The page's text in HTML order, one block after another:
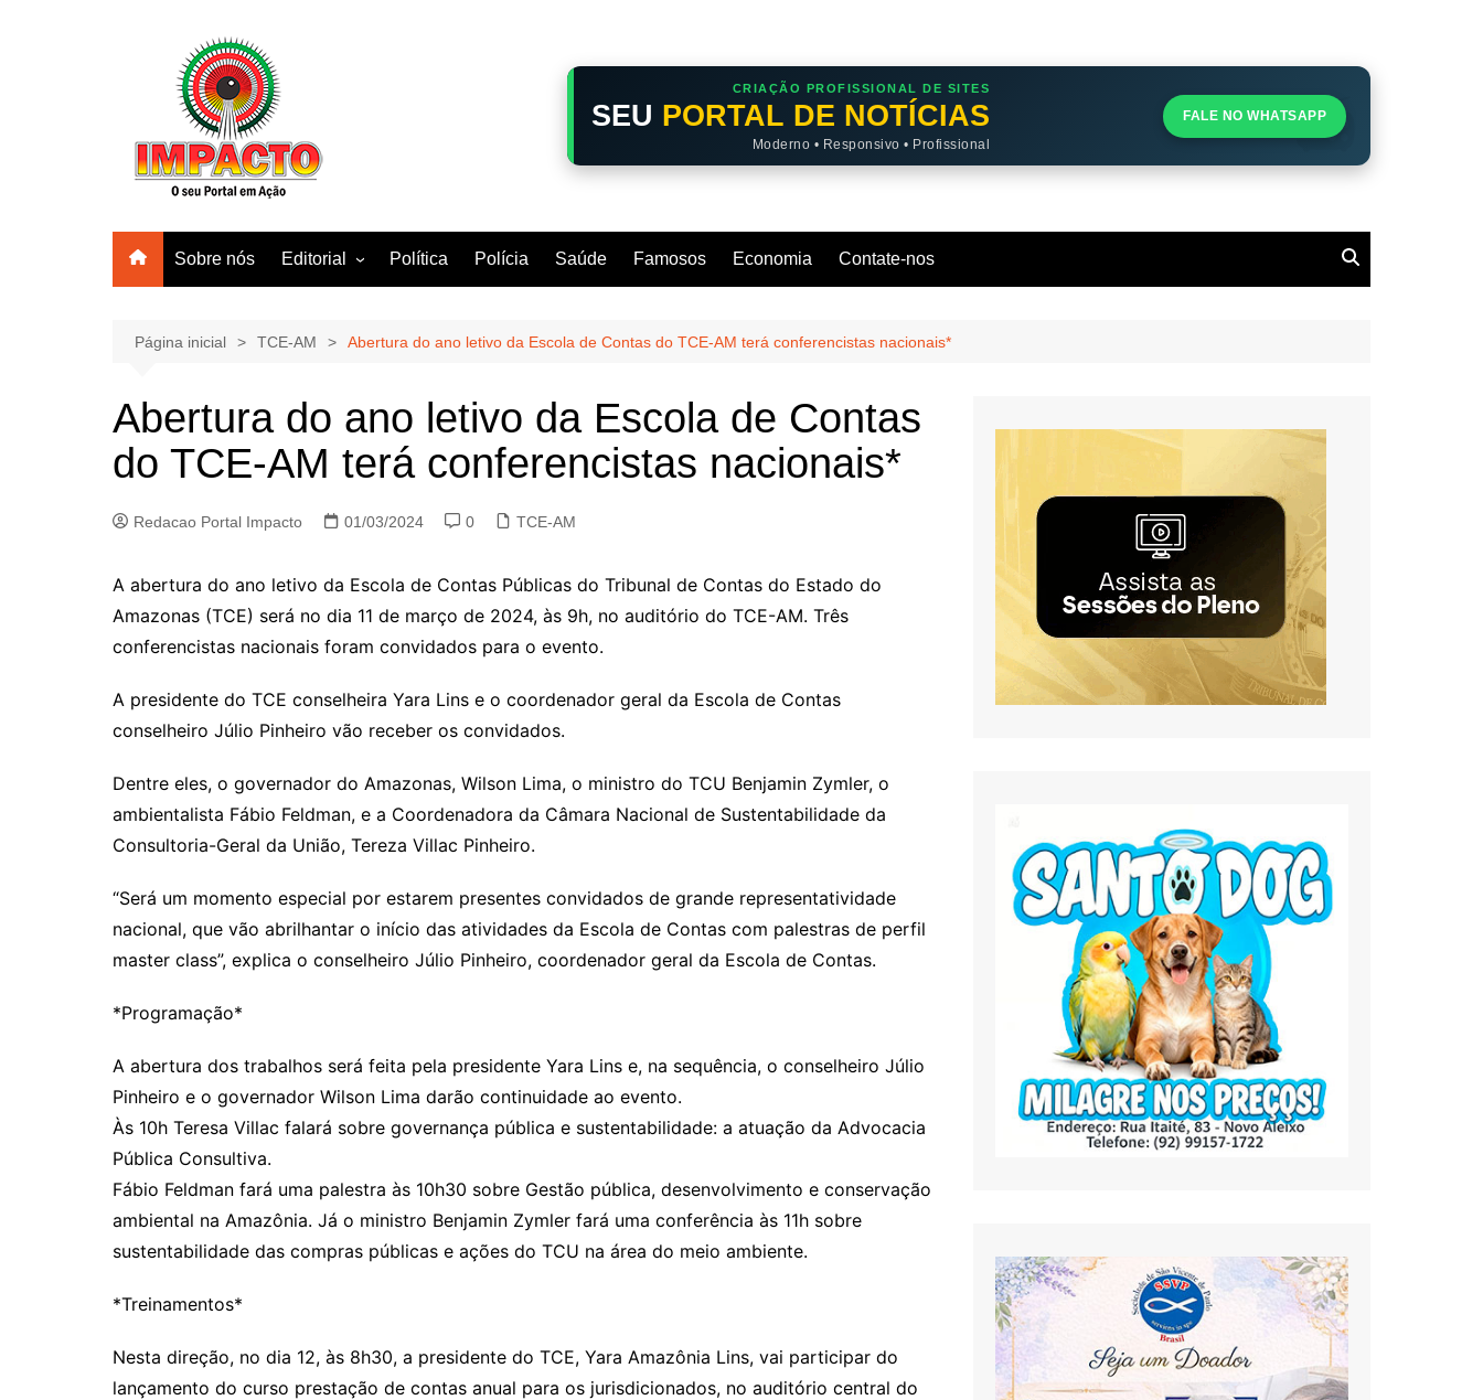
CRIAÇÃO PROFISSIONAL DE SITES
SEU PORTAL DE NOTÍCIAS
Moderno • Responsivo • Profissional
FALE NO WHATSAPP
Sobre nós Editorial
Manaus
Mundo
Política Polícia Saúde Famosos Economia Contate-nos
Página inicial TCE-AM Abertura do ano letivo da Escola de Contas do TCE-AM terá conferencistas nacionais*
Abertura do ano letivo da Escola de Contas
do TCE-AM terá conferencistas nacionais*
Redacao Portal Impacto 01/03/2024 0 TCE-AM
A abertura do ano letivo da Escola de Contas Públicas do Tribunal de Contas do Estado do
Amazonas (TCE) será no dia 11 de março de 2024, às 9h, no auditório do TCE-AM. Três
conferencistas nacionais foram convidados para o evento.
A presidente do TCE conselheira Yara Lins e o coordenador geral da Escola de Contas
conselheiro Júlio Pinheiro vão receber os convidados.
Dentre eles, o governador do Amazonas, Wilson Lima, o ministro do TCU Benjamin Zymler, o
ambientalista Fábio Feldman, e a Coordenadora da Câmara Nacional de Sustentabilidade da
Consultoria-Geral da União, Tereza Villac Pinheiro.
“Será um momento especial por estarem presentes convidados de grande representatividade
nacional, que vão abrilhantar o início das atividades da Escola de Contas com palestras de perfil
master class”, explica o conselheiro Júlio Pinheiro, coordenador geral da Escola de Contas.
*Programação*
A abertura dos trabalhos será feita pela presidente Yara Lins e, na sequência, o conselheiro Júlio
Pinheiro e o governador Wilson Lima darão continuidade ao evento.
Às 10h Teresa Villac falará sobre governança pública e sustentabilidade: a atuação da Advocacia
Pública Consultiva.
Fábio Feldman fará uma palestra às 10h30 sobre Gestão pública, desenvolvimento e conservação
ambiental na Amazônia. Já o ministro Benjamin Zymler fará uma conferência às 11h sobre
sustentabilidade das compras públicas e ações do TCU na área do meio ambiente.
*Treinamentos*
Nesta direção, no dia 12, às 8h30, a presidente do TCE, Yara Amazônia Lins, vai participar do
lançamento do curso prestação de contas anual para os jurisdicionados, no auditório central do